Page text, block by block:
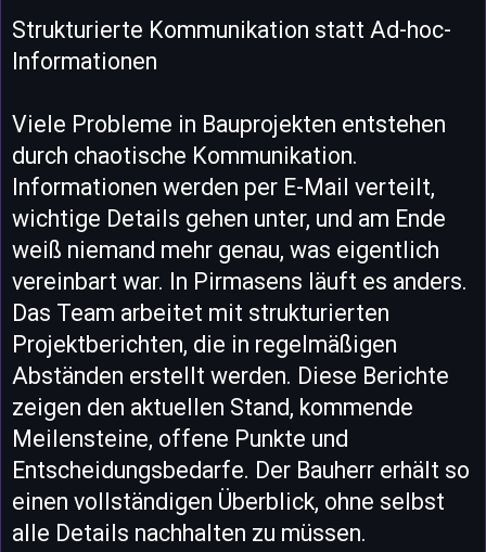
Strukturierte Kommunikation statt Ad-hoc-
Informationen
Viele Probleme in Bauprojekten entstehen
durch chaotische Kommunikation.
Informationen werden per E-Mail verteilt,
wichtige Details gehen unter, und am Ende
weiß niemand mehr genau, was eigentlich
vereinbart war. In Pirmasens läuft es anders.
Das Team arbeitet mit strukturierten
Projektberichten, die in regelmäßigen
Abständen erstellt werden. Diese Berichte
zeigen den aktuellen Stand, kommende
Meilensteine, offene Punkte und
Entscheidungsbedarfe. Der Bauherr erhält so
einen vollständigen Überblick, ohne selbst
alle Details nachhalten zu müssen.